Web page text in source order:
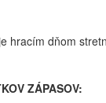
hracím dňom
ZÁPASOV: